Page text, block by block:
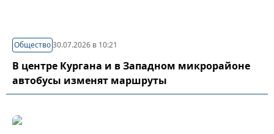
Общество30.07.2026 в 10:21
В центре Кургана и в Западном микрорайоне
автобусы изменят маршруты